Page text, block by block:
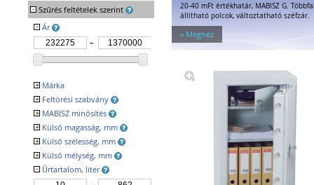
Széfek
Értékszéfek
Faliszéfek
Padlószéfek
Lemezszekrények
Bútorszéfek
Páncélszekrények
Bedobós értékszéfek
Szuperkasszák
Tűzálló széfek
Speciális széfek
Fegyverszekrények
Hotelszéfek
- Szűrés feltételek szerint
- Ár
+ Márka
GST TRESOR ISS
+ Feltörési szabvány
EN 1143-1 I
VdS 2450 I
+ MABISZ minősítés
Igen
+ Külső magasság, mm
+ Külső szélesség, mm
+ Külső mélység, mm
- Űrtartalom, liter
20-40 mFt értékhatár, MABISZ G.
állítható polcok, változtatható széfzár.
» Megnéz